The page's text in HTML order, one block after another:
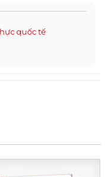
quốc tế